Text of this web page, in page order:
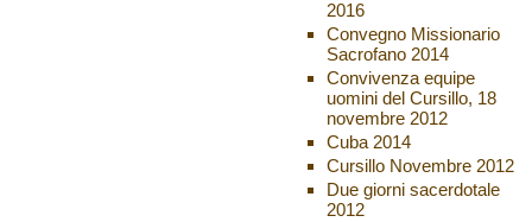
2016
Convegno Missionario
Sacrofano 2014
Convivenza equipe
uomini del Cursillo, 18
novembre 2012
Cuba 2014
Cursillo Novembre 2012
Due giorni sacerdotale
2012